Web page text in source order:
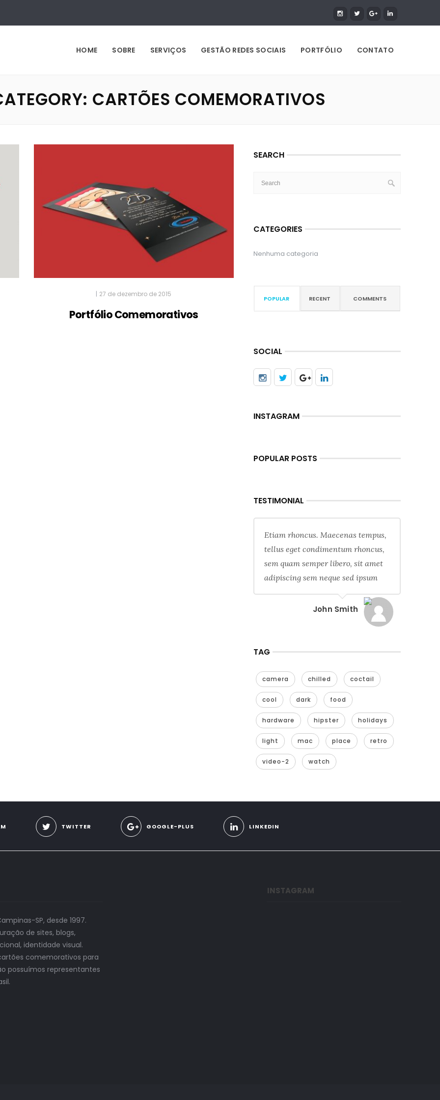
HOME SOBRE SERVIÇOS GESTÃO REDES SOCIAIS PORTFÓLIO CONTATO
CARTÕES COMEMORATIVOS
| 27 de dezembro de 2015
Portfólio Comemorativos
SEARCH
CATEGORIES
Nenhuma categoria
POPULAR RECENT COMMENTS
SOCIAL
INSTAGRAM
POPULAR POSTS
TESTIMONIAL
Etiam rhoncus. Maecenas tempus,
tellus eget condimentum rhoncus,
sem quam semper libero, sit amet
adipiscing sem neque sed ipsum
John Smith
TAG
camera chilled coctail
cool dark food
hardware hipster holidays
light mac place retro
video-2 watch
TWITTER GOOGLE-PLUS LINKEDIN
SP, desde 1997.
de sites, blogs,
identidade visual.
comemorativos para
possuímos representantes
INSTAGRAM